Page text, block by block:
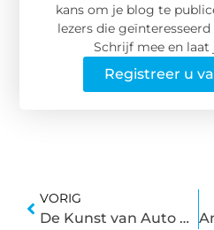
kans om je blog te
lezers die
Schrijf mee en laat
Registreer u
VORIG
De Kunst van Auto Detailing bij Bas Car Wash Team